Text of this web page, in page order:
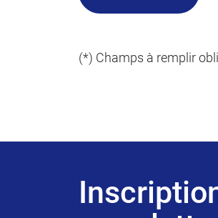
(*) Champs à remplir